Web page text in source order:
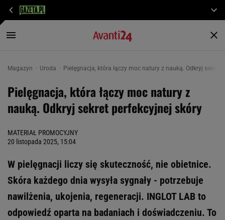
Magazyn Uroda Pielęgnacja, która łączy moc natury z nauką. Odkryj sekret
Pielęgnacja, która łączy moc natury z
nauką. Odkryj sekret perfekcyjnej skóry
MATERIAŁ PROMOCYJNY
20 listopada 2025, 15:04
W pielęgnacji liczy się skuteczność, nie obietnice.
Skóra każdego dnia wysyła sygnały - potrzebuje
nawilżenia, ukojenia, regeneracji. INGLOT LAB to
odpowiedź oparta na badaniach i doświadczeniu. To